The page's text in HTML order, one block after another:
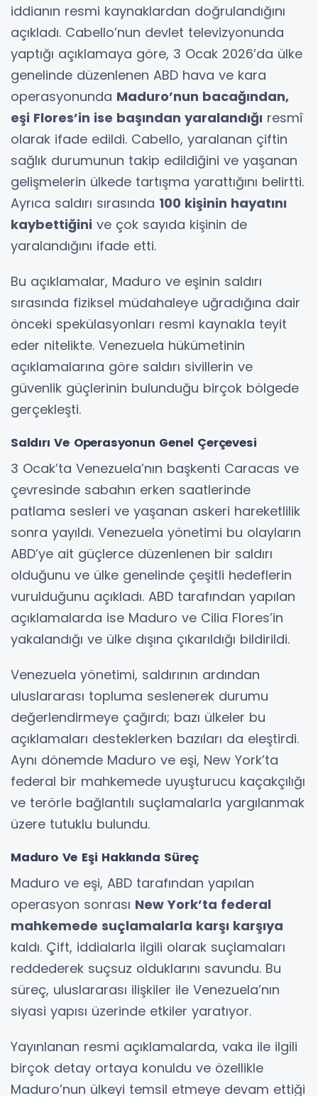
iddianın resmi kaynaklardan doğrulandığını
açıkladı. Cabello’nun devlet televizyonunda
yaptığı açıklamaya göre, 3 Ocak 2026’da ülke
genelinde düzenlenen ABD hava ve kara
operasyonunda Maduro’nun bacağından,
eşi Flores’in ise başından yaralandığı resmî
olarak ifade edildi. Cabello, yaralanan çiftin
sağlık durumunun takip edildiğini ve yaşanan
gelişmelerin ülkede tartışma yarattığını belirtti.
Ayrıca saldırı sırasında 100 kişinin hayatını
kaybettiğini ve çok sayıda kişinin de
yaralandığını ifade etti.
Bu açıklamalar, Maduro ve eşinin saldırı
sırasında fiziksel müdahaleye uğradığına dair
önceki spekülasyonları resmi kaynakla teyit
eder nitelikte. Venezuela hükümetinin
açıklamalarına göre saldırı sivillerin ve
güvenlik güçlerinin bulunduğu birçok bölgede
gerçekleşti.
Saldırı Ve Operasyonun Genel Çerçevesi
3 Ocak’ta Venezuela’nın başkenti Caracas ve
çevresinde sabahın erken saatlerinde
patlama sesleri ve yaşanan askeri hareketlilik
sonra yayıldı. Venezuela yönetimi bu olayların
ABD’ye ait güçlerce düzenlenen bir saldırı
olduğunu ve ülke genelinde çeşitli hedeflerin
vurulduğunu açıkladı. ABD tarafından yapılan
açıklamalarda ise Maduro ve Cilia Flores’in
yakalandığı ve ülke dışına çıkarıldığı bildirildi.
Venezuela yönetimi, saldırının ardından
uluslararası topluma seslenerek durumu
değerlendirmeye çağırdı; bazı ülkeler bu
açıklamaları desteklerken bazıları da eleştirdi.
Aynı dönemde Maduro ve eşi, New York’ta
federal bir mahkemede uyuşturucu kaçakçılığı
ve terörle bağlantılı suçlamalarla yargılanmak
üzere tutuklu bulundu.
Maduro Ve Eşi Hakkında Süreç
Maduro ve eşi, ABD tarafından yapılan
operasyon sonrası New York’ta federal
mahkemede suçlamalarla karşı karşıya
kaldı. Çift, iddialarla ilgili olarak suçlamaları
reddederek suçsuz olduklarını savundu. Bu
süreç, uluslararası ilişkiler ile Venezuela’nın
siyasi yapısı üzerinde etkiler yaratıyor.
Yayınlanan resmi açıklamalarda, vaka ile ilgili
birçok detay ortaya konuldu ve özellikle
Maduro’nun ülkeyi temsil etmeye devam ettiği